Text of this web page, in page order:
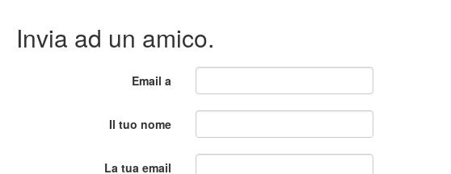
Invia ad un amico.
Email a
Il tuo nome
La tua email